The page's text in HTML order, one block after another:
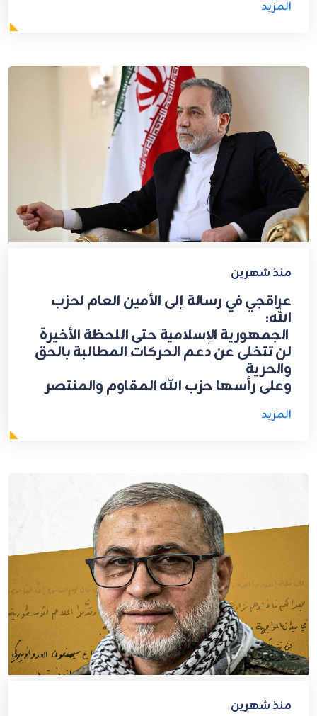
المزيد
منذ شهرين
عراقجي في رسالة إلى الأمين العام لحزب
الله:
الجمهورية الإسلامية حتى اللحظة الأخيرة
لن تتخلى عن دعم الحركات المطالبة بالحق
والحرية
وعلى رأسها حزب الله المقاوم والمنتصر
المزيد
منذ شهرين